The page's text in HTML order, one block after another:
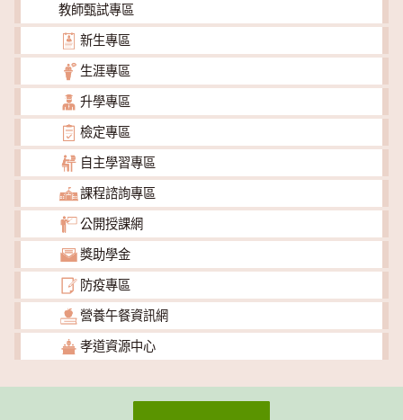
教師甄試專區
新生專區
生涯專區
升學專區
檢定專區
自主學習專區
課程諮詢專區
公開授課網
獎助學金
防疫專區
營養午餐資訊網
孝道資源中心